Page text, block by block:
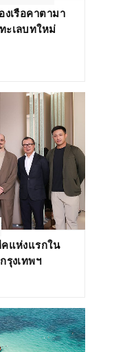
งเรือคาตามา
ะเลบทใหม่
แห่งแรกใน
รุงเทพฯ